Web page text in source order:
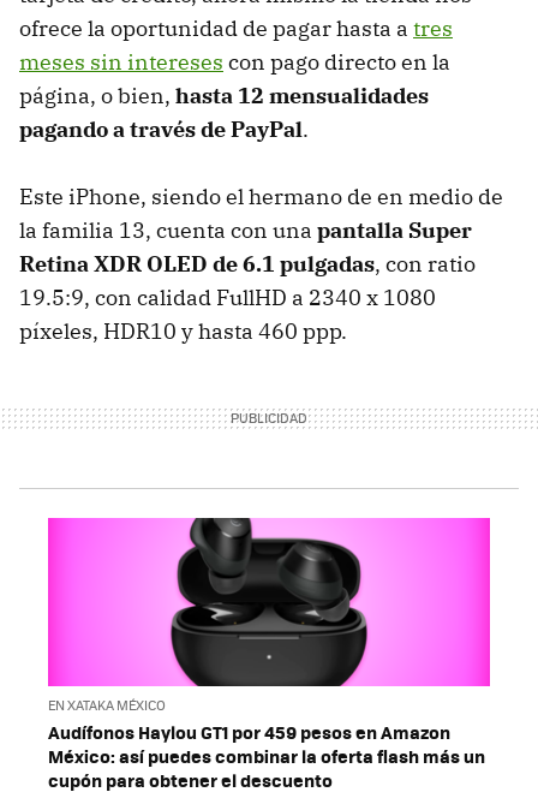
ofrece la oportunidad de pagar hasta a tres
meses sin intereses con pago directo en la
página, o bien, hasta 12 mensualidades
pagando a través de PayPal.
Este iPhone, siendo el hermano de en medio de
la familia 13, cuenta con una pantalla Super
Retina XDR OLED de 6.1 pulgadas, con ratio
19.5:9, con calidad FullHD a 2340 x 1080
píxeles, HDR10 y hasta 460 ppp.
EN XATAKA MÉXICO
Audífonos Haylou GT1 por 459 pesos en Amazon
México: así puedes combinar la oferta flash más un
cupón para obtener el descuento